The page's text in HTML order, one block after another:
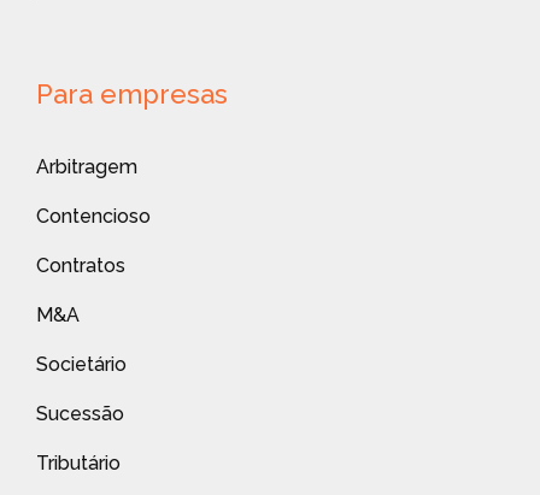
Para empresas
Arbitragem
Contencioso
Contratos
M&A
Societário
Sucessão
Tributário